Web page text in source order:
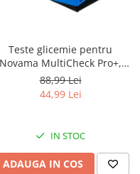
Teste glicemie pentru
Novama MultiCheck Pro+,
BK1-G, 50 teste/ cutie
88,99 Lei
44,99 Lei
IN STOC
ADAUGA IN COS